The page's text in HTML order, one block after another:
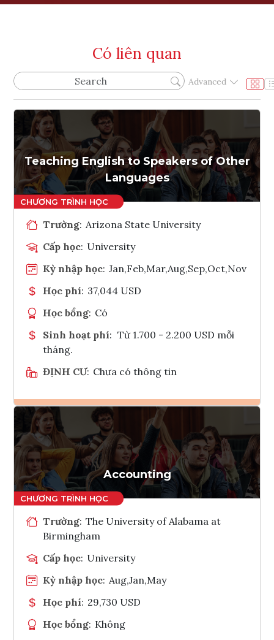
Có liên quan
Advanced
Teaching English to Speakers of Other
Languages
Trường: Arizona State University
Cấp học: University
Kỳ nhập học: Jan,Feb,Mar,Aug,Sep,Oct,Nov
Học phí: 37,044 USD
Học bổng: Có
Sinh hoạt phí: Từ 1.700 - 2.200 USD mỗi
tháng.
ĐỊNH CƯ: Chưa có thông tin
Ghi danh
Tham vấn Interlink
Accounting
Trường: The University of Alabama at
Birmingham
Cấp học: University
Kỳ nhập học: Aug,Jan,May
Học phí: 29,730 USD
Học bổng: Không